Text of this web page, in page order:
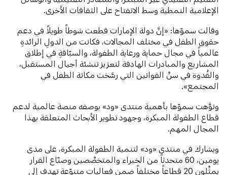
الإعلامية النمطية وسط الانفتاح على الثقافات الأخرى.
وقالت سموّها: «إنَّ دولة الإمارات قطعت شوطاً طويلاً في دعم
حقوق الطفل في مختلف المجالات، فكانت من الدولِ الرائدةِ
عالمياً في مجال حماية ورعاية الطفولة، والسبّاقةِ في إطلاق
المشاريع والمبادرات الهادفة لتعزيز تنشئة أجيال المستقبل،
والقُدوة في سنِّ القوانين التي رسَّخت مكانة الطفل في
المجتمع».
ونوَّهت سموّها بأهمية منتدى «ود» بوصفه منصة عالمية لدعم
قطاع الطفولة المبكرة، وجهود تطوير الأبحاث المتعلقة بهذا
المجال المهم.
ويشارك في منتدى «ود» لتنمية الطفولة المبكرة، على مدى
يومين، 60 متحدثاً من الخبراء والمتخصِّصين وصنّاع القرار
يمثِّلون 20 قطاعاً مختلفاً ضمن فعاليات متنوّعة تهدف إلى